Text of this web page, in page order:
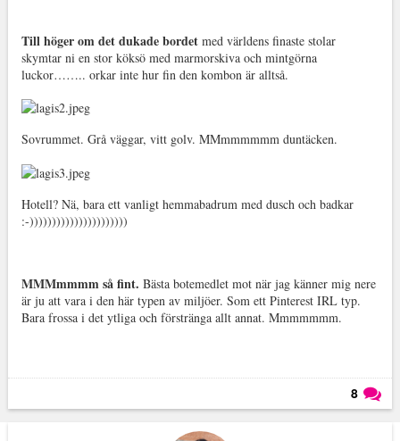
Till höger om det dukade bordetmed världens finaste stolar
skymtar ni en stor köksö med marmorskiva och mintgörna
luckor…….. orkar inte hur fin den kombon är alltså.
Sovrummet. Grå väggar, vitt golv. MMmmmmmm duntäcken.
Hotell? Nä, bara ett vanligt hemmabadrum med dusch och badkar
:-))))))))))))))))))))))
MMMmmmm så fint. Bästa botemedlet mot när jag känner mig nere
är ju att vara i den här typen av miljöer. Som ett Pinterest IRL typ.
Bara frossa i det ytliga och förstränga allt annat. Mmmmmmm.
8